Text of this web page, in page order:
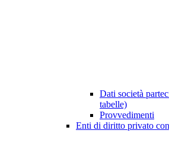
Dati società
tabelle)
Provvedimenti
Enti di diritto privato